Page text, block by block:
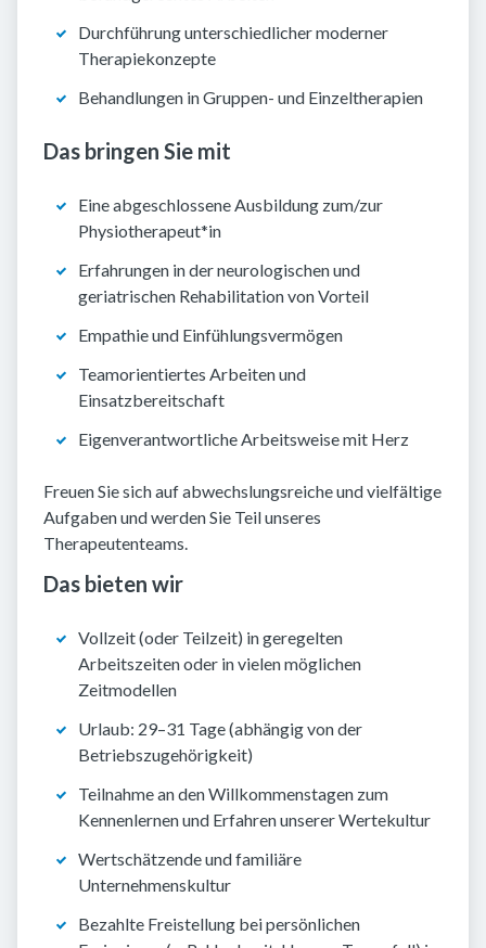
Durchführung unterschiedlicher moderner
Therapiekonzepte
Behandlungen in Gruppen- und Einzeltherapien
Das bringen Sie mit
Eine abgeschlossene Ausbildung zum/zur
Physiotherapeut*in
Erfahrungen in der neurologischen und
geriatrischen Rehabilitation von Vorteil
Empathie und Einfühlungsvermögen
Teamorientiertes Arbeiten und
Einsatzbereitschaft
Eigenverantwortliche Arbeitsweise mit Herz
Freuen Sie sich auf abwechslungsreiche und vielfältige
Aufgaben und werden Sie Teil unseres
Therapeutenteams.
Das bieten wir
Vollzeit (oder Teilzeit) in geregelten
Arbeitszeiten oder in vielen möglichen
Zeitmodellen
Urlaub: 29–31 Tage (abhängig von der
Betriebszugehörigkeit)
Teilnahme an den Willkommenstagen zum
Kennenlernen und Erfahren unserer Wertekultur
Wertschätzende und familiäre
Unternehmenskultur
Bezahlte Freistellung bei persönlichen